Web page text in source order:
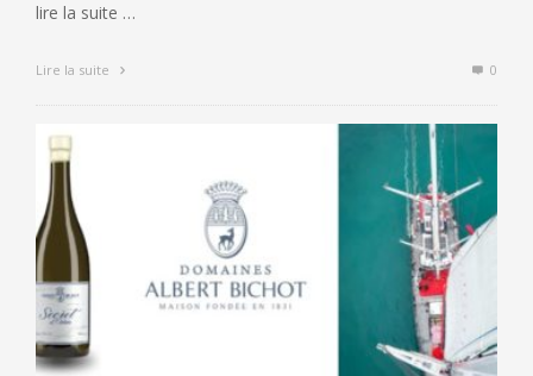
lire la suite …
Lire la suite 0